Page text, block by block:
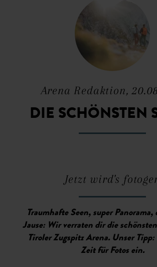
Arena Redaktion,
DIE SCHÖNSTEN
Jetzt wird's
Traumhafte Seen, super Panorama,
Jause: Wir verraten dir die
Tiroler Zugspitz Arena. Unser Tipp:
Zeit für Fotos ein.